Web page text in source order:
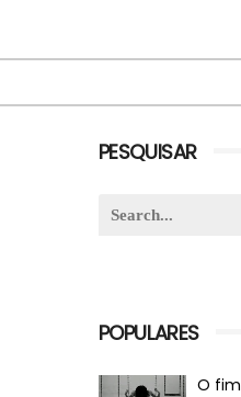
PESQUISAR
POPULARES
O fim